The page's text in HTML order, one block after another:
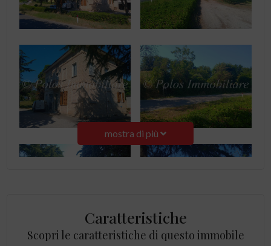
mostra di più
Caratteristiche
Scopri le caratteristiche di questo immobile